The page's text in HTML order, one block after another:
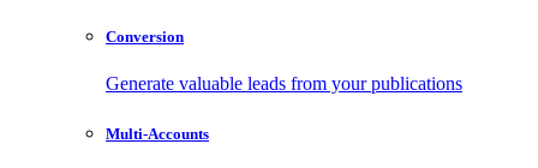
Conversion
Generate valuable leads from your publications
Multi-Accounts